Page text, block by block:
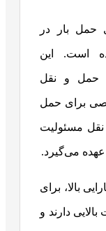
حمل بار در
است. این
حمل‌ و نقل
برای حمل
مسئولیت
عهده می‌گیرد.
بالا، برای
دارند و